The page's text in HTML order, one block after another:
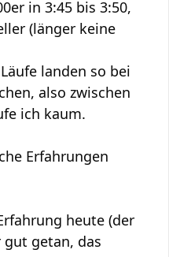
in 3:45 bis 3:50,
(länger keine
landen so bei
also zwischen
ich kaum.
Erfahrungen
heute (der
getan, das